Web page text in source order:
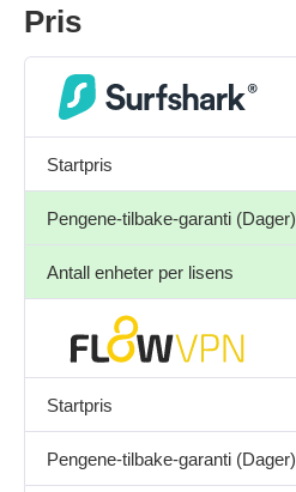
Pris
Startpris
Pengene-tilbake-garanti (Dager)
Antall enheter per lisens
Startpris
Pengene-tilbake-garanti (Dager)